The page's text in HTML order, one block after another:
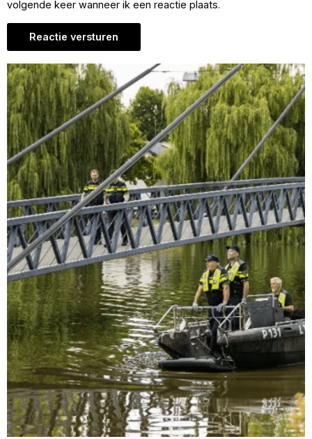
volgende keer wanneer ik een reactie plaats.